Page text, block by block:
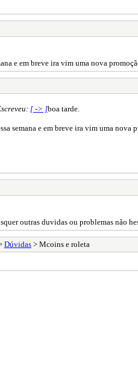
e em breve ira vim uma nova
[ -> ]boa tarde.
semana e em breve ira vim uma
outras duvidas ou problemas não
Dúvidas > Mcoins e roleta